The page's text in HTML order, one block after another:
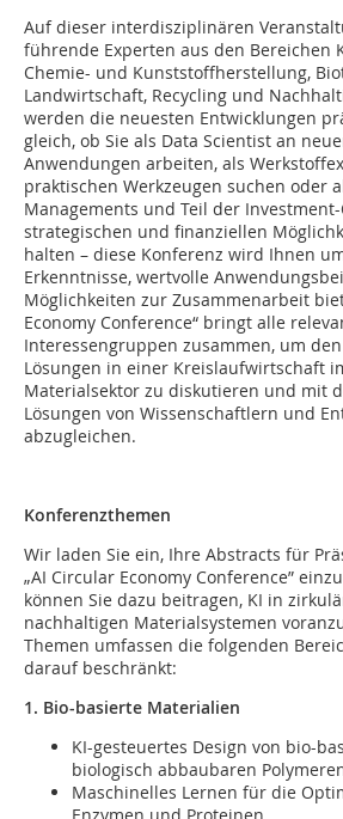
Auf dieser interdisziplinären
führende Experten aus den Bereichen
Chemie- und Kunststoffherstellung,
Landwirtschaft, Recycling und
werden die neuesten Entwicklungen
gleich, ob Sie als Data Scientist an
Anwendungen arbeiten, als
praktischen Werkzeugen suchen oder
Managements und Teil der
strategischen und finanziellen
halten – diese Konferenz wird Ihnen
Erkenntnisse, wertvolle
Möglichkeiten zur Zusammenarbeit
Economy Conference“ bringt alle
Interessengruppen zusammen, um
Lösungen in einer Kreislaufwirtschaft
Materialsektor zu diskutieren und mit
Lösungen von Wissenschaftlern und
abzugleichen.
Konferenzthemen
Wir laden Sie ein, Ihre Abstracts für
„AI Circular Economy Conference”
können Sie dazu beitragen, KI in
nachhaltigen Materialsystemen
Themen umfassen die folgenden
darauf beschränkt:
1. Bio-basierte Materialien
KI-gesteuertes Design von bio-
biologisch abbaubaren
Maschinelles Lernen für die
Enzymen und Proteinen